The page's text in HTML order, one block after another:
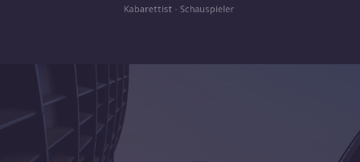
Kabarettist - Schauspieler